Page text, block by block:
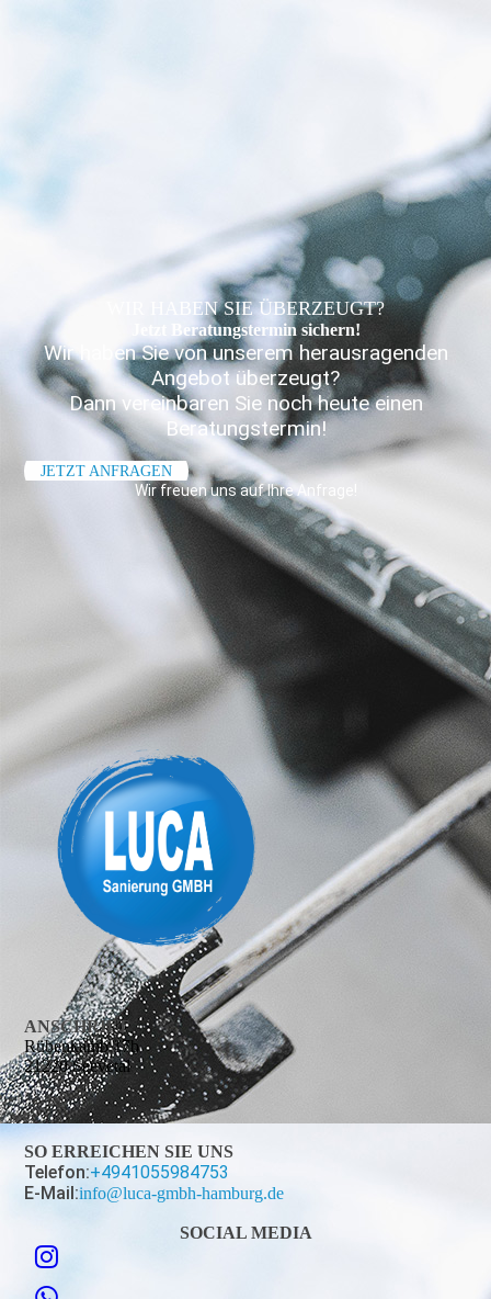
WIR HABEN SIE ÜBERZEUGT?
Jetzt Beratungs­termin sichern!
Wir haben Sie von unserem herausragenden
Angebot überzeugt?
Dann vereinbaren Sie noch heute einen
Beratungstermin!
JETZT ANFRAGEN
Wir freuen uns auf Ihre Anfrage!
ANSCHRIFT
Rübenkamb 17b
21220 Seevetal
SO ERREICHEN SIE UNS
Telefon:+4941055984753
E-Mail:info@luca-gmbh-hamburg.de
SOCIAL MEDIA